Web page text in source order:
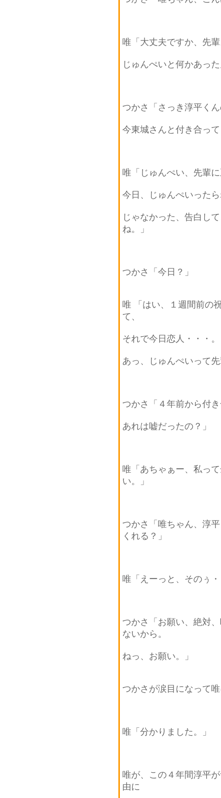
唯「大丈夫ですか、先
じゅんぺいと何かあっ
つかさ「さっき淳平く
今東城さんと付き合っ
唯「じゅんぺい、先輩
今日、じゅんぺいった
じゃなかった、告白し
ね。」
つかさ「今日？」
唯 「はい、１週間前の
て、
それで今日恋人・・・。
あっ、じゅんぺいって
つかさ「４年前から付
あれは嘘だったの？」
唯「あちゃぁー、私っ
い。」
つかさ「唯ちゃん、淳
くれる？」
唯「えーっと、そのぅ
つかさ「お願い、絶対
ないから。
ねっ、お願い。」
つかさが涙目になって
唯「分かりました。」
唯が、この４年間淳平
由に